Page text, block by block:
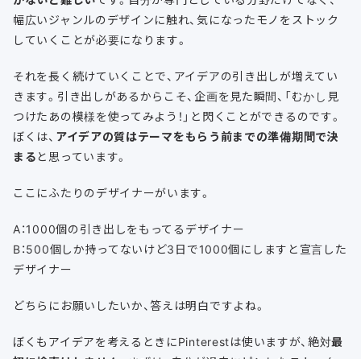
幅広いジャンルのデザインに触れ、気になったモノをストック
していくことが必要になります。
それを長く続けていくことで、アイデアの引き出しが増えてい
きます。引き出しがあるからこそ、企画を見た瞬間、「むかし見
つけたあの模様を使ってみよう！」と閃くことができるのです。
ぼくは、 アイデアの質はテーマをもらう前までの準備期間で決
まると思っています。
ここにふたりのデザイナーがいます。
A：1000個の引き出しをもってるデザイナー
B：500個しか持ってないけど3日で1000個にしますと宣言した
デザイナー
どちらにお願いしたいか、答えは明白ですよね。
ぼくもアイデアを考えるときにPinterestは使いますが、絶対最